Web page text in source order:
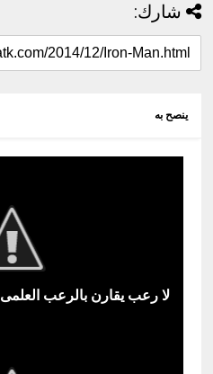
شارك:
ينصح به
لا رعب يقارن بالرعب العلمى